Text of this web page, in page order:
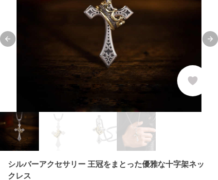
Previous slide
シルバーアクセサリー 王冠をまとった優雅な十字架ネッ
クレス